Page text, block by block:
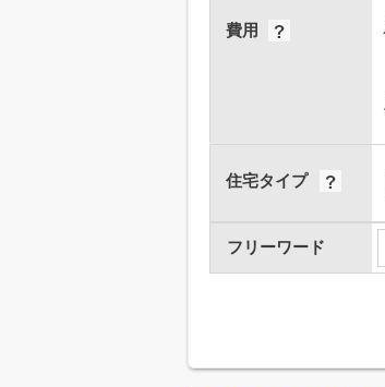
費用
住宅タイプ
フリーワード